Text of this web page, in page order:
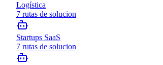
Logística
7 rutas de solucion
Startups SaaS
7 rutas de solucion